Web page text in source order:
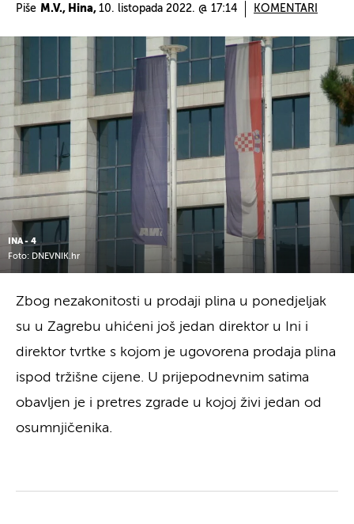
Piše M.V., Hina, 10. listopada 2022. @ 17:14 KOMENTARI
INA - 4
Foto: DNEVNIK.hr
Zbog nezakonitosti u prodaji plina u ponedjeljak
su u Zagrebu uhićeni još jedan direktor u Ini i
direktor tvrtke s kojom je ugovorena prodaja plina
ispod tržišne cijene. U prijepodnevnim satima
obavljen je i pretres zgrade u kojoj živi jedan od
osumnjičenika.